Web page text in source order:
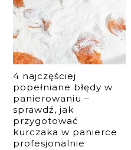
4 najczęściej
popełniane błędy w
panierowaniu –
sprawdź, jak
przygotować
kurczaka w panierce
profesjonalnie